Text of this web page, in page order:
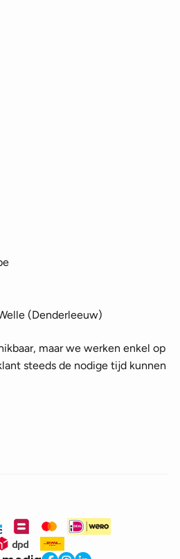
(Denderleeuw)
maar we werken enkel op
steeds de nodige tijd kunnen